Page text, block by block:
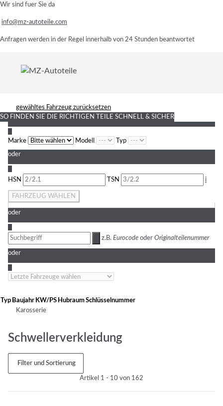
Wir sind fuer Sie da
info@mz-autoteile.com
Anfragen werden in der Regel innerhalb von 24 Stunden beantwortet
gewähltes Fahrzeug zurücksetzen
SO FINDEN SIE DIE RICHTIGEN TEILE SCHNELL & SICHER
Marke
Modell Typ
oder
HSN
TSN i
FAHRZEUG WÄHLEN
oder
z.B. Eurocode oder Originalteilenummer
oder
Typ Baujahr KW/PS HubraumSchlüsselnummer
Karosserie
Schwellerverkleidung
Filter und Sortierung
Artikel 1 - 10 von 162